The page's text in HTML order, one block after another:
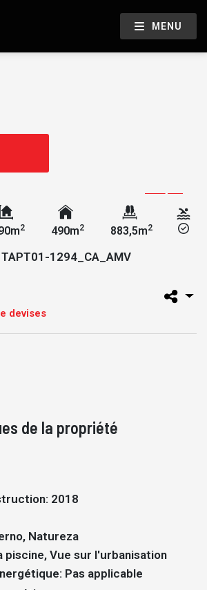
MENU
2 490m2 883,5m2
1294_CA_AMV
devises
de la propriété
2018
Natureza
piscine, Vue sur l'urbanisation
Pas applicable